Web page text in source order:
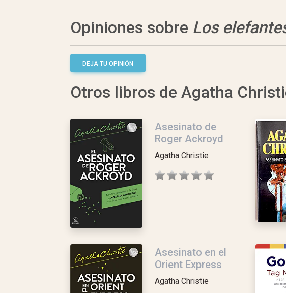
Opiniones sobre Los
DEJA TU OPINIÓN
Otros libros de Agatha
Asesinato de
Roger Ackroyd
Agatha Christie
Asesinato en el
Orient Express
Agatha Christie